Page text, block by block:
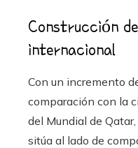
Construcción
internacional
Con un incremento
comparación con la
del Mundial de
sitúa al lado de